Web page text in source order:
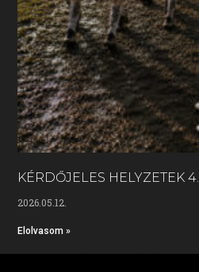
KÉRDŐJELES HELYZETEK 4.
2026.05.12.
Elolvasom »